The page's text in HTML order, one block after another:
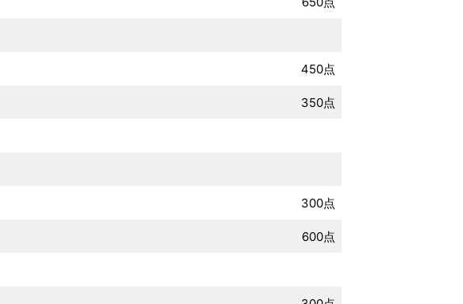
450点
350点
300点
600点